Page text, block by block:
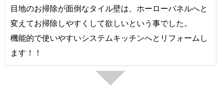
目地のお掃除が面倒なタイル壁は、ホーローパネルへと
変えてお掃除しやすくして欲しいという事でした。
機能的で使いやすいシステムキッチンへとリフォームし
ます！！